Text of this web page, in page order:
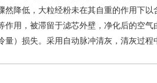
降低，大粒经粉未在其自重的作用下以
用，被滞留于滤芯外壁，净化后的空
）损失。采用自动脉冲清灰，清灰过程